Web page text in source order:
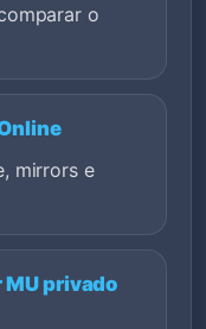
o
mirrors e
privado